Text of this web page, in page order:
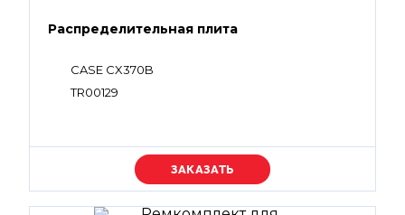
Распределительная плита
CASE CX370B
TR00129
Уточняйте цену